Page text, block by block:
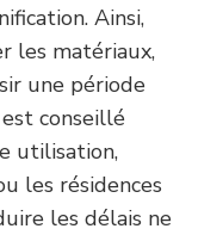
Ainsi,
les matériaux,
une période
conseillé
utilisation,
les résidences
les délais ne